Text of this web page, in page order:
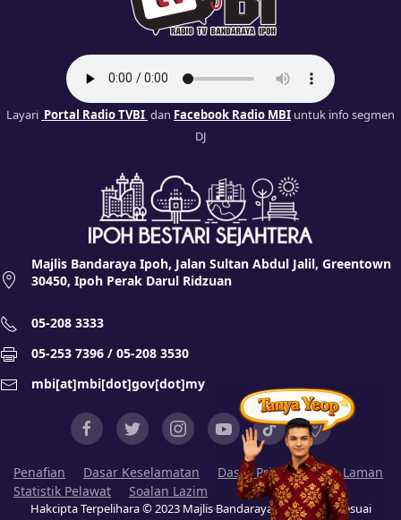
Layari Portal Radio TVBI dan Facebook Radio MBI untuk info segmen
DJ
Majlis Bandaraya Ipoh, Jalan Sultan Abdul Jalil, Greentown
30450, Ipoh Perak Darul Ridzuan
05-208 3333
05-253 7396 / 05-208 3530
mbi[at]mbi[dot]gov[dot]my
Penafian Dasar Keselamatan Dasar Privasi
Peta Laman
Statistik Pelawat
Soalan Lazim
Hakcipta Terpelihara © 2023 Majlis Bandaraya Ipoh (MBI). Sesuai